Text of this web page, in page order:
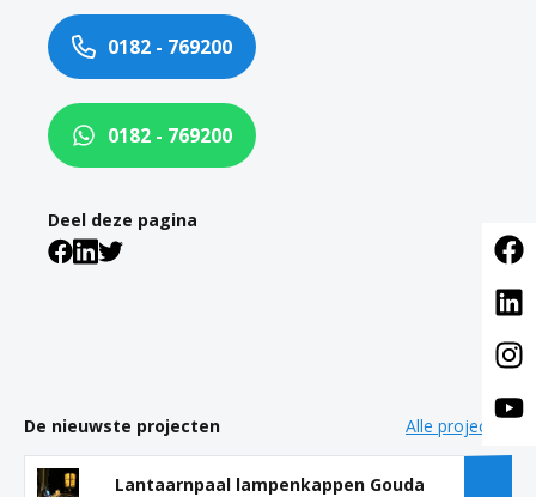
0182 - 769200
0182 - 769200
Deel deze pagina
De nieuwste projecten Alle projecten
Lantaarnpaal lampenkappen Gouda